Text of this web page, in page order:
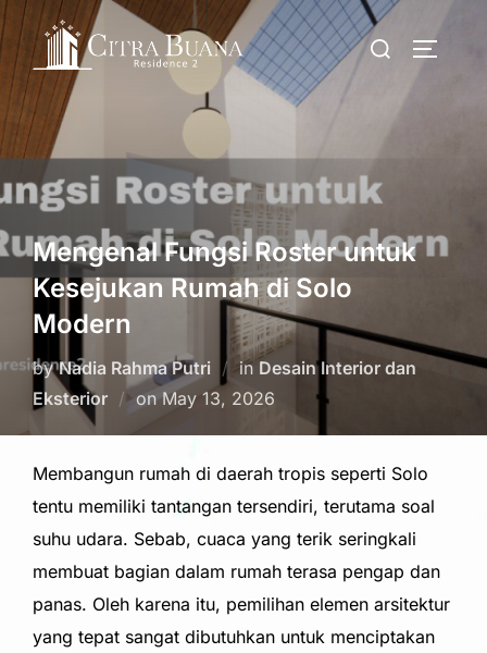
Skip
to
content
Search
Mengenal Fungsi Roster untuk
Kesejukan Rumah di Solo
Modern
byNadia Rahma Putri in Desain Interior dan
Eksterior
onPosted
May 13, 2026
Membangun rumah di daerah tropis seperti Solo
tentu memiliki tantangan tersendiri, terutama soal
suhu udara. Sebab, cuaca yang terik seringkali
membuat bagian dalam rumah terasa pengap dan
panas. Oleh karena itu, pemilihan elemen arsitektur
yang tepat sangat dibutuhkan untuk menciptakan